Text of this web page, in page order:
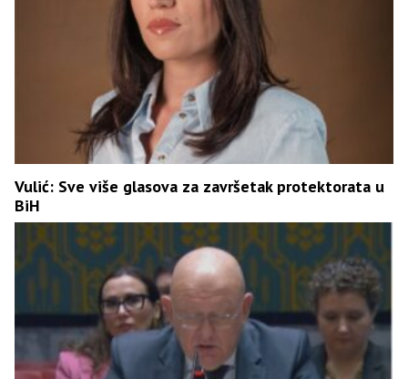
Vulić: Sve više glasova za završetak protektorata u
BiH